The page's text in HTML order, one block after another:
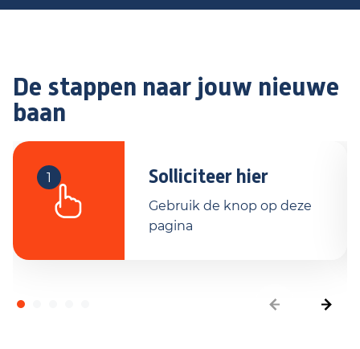
De stappen naar jouw nieuwe
baan
1 Solliciteer hier
Gebruik de knop op deze
pagina